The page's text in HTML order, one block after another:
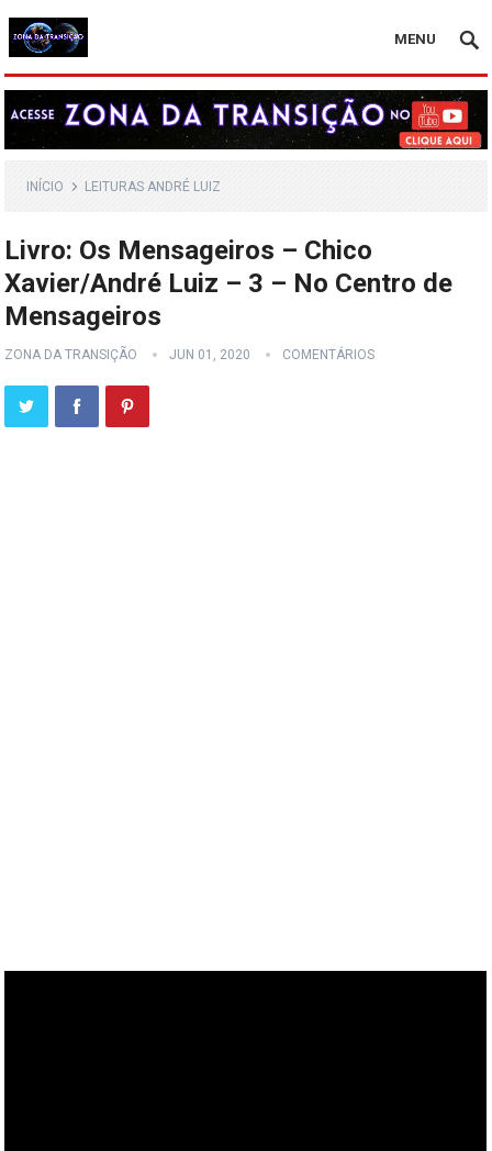
MENU
INÍCIO LEITURAS ANDRÉ LUIZ
Livro: Os Mensageiros – Chico
Xavier/André Luiz – 3 – No Centro de
Mensageiros
ZONA DA TRANSIÇÃO JUN 01, 2020 COMENTÁRIOS